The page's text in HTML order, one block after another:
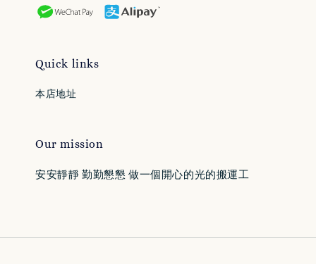
Quick links
本店地址
Our mission
安安靜靜 勤勤懇懇 做一個開心的光的搬運工